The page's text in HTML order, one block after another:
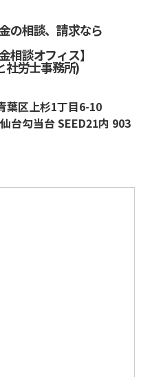
の相談、請求なら
相談オフィス】
社労士事務所)
葉区上杉1丁目6-10
台勾当台 SEED21内 903